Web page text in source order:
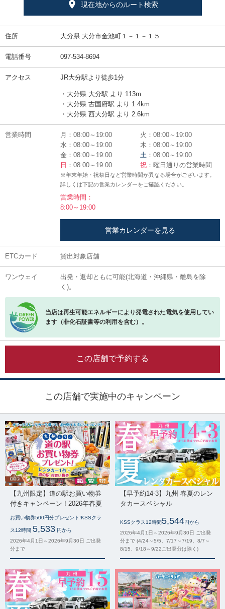
現在地からのルート検索
住所 大分県 大分市金池町１－１－１５
電話番号 097-534-8694
アクセス JR大分駅より徒歩1分
・大分県 大分駅 より 113m
・大分県 古国府駅 より 1.4km
・大分県 西大分駅 より 2.6km
営業時間 月：08:00～19:00
火：08:00～19:00
水：08:00～19:00
木：08:00～19:00
金：08:00～19:00
土 ：08:00～19:00
日 ：08:00～19:00 祝 ：曜日通りの営業時間
※年末年始・祝祭日など営業時間が異なる場合がございます。
詳しくは下記の営業カレンダーをご確認ください。
営業時間：
8:00～19:00
営業カレンダーを見る
ETCカード 貸出対象店舗
ワンウェイ
出発・返却ともに可能(北海道・沖縄県・離島を除
く)。
当店は再生可能エネルギーにより発電された電気を使用してい
ます（非化石証書等の利用を含む）。
この店舗で予約する
この店舗で実施中のキャンペーン
【九州限定】道の駅お買い物券
付きキャンペーン ! 2026年春夏
お買い物券500円分プレゼント!KSSクラ
ス12時間 5,533 円から
2026年4月1日～2026年9月30日 ご出発
分まで
【早予約14-3】九州 春夏のレン
タカースペシャル
KSSクラス12時間5,544円から
2026年4月1日～2026年9月30日 ご出発
分まで (4/24～5/5、7/17～7/19、8/7～
8/15、9/18～9/22ご出発分は除く)